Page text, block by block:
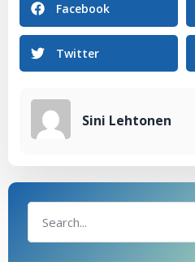
Facebook
Twitter
Sini Lehtonen